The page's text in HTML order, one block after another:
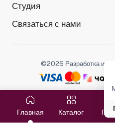
Главная Каталог
Студия
Связаться с нами
©2026 Разработка и
Мы в